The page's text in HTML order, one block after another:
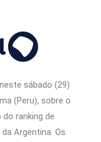
sábado (29)
(Peru), sobre o
ranking de
Argentina. Os